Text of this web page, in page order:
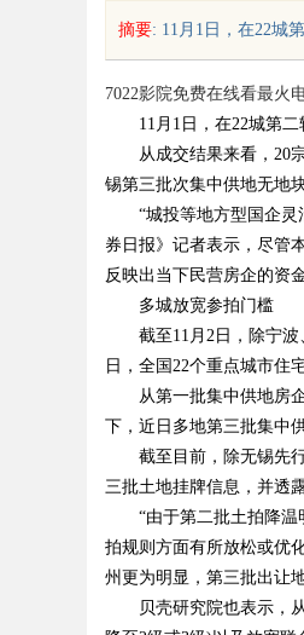
sc
!
摘要: 11月1日，在22城
7022影院免费在线看最火
11月1日，在22城第二
从成交结果来看，20宗
锡第三批次集中供地无地
“城投等地方型国企灵活
券日报》记者表示，尽管
反映出当下民营房企的资
多城放宽参拍门槛
截至11月2日，除宁波
日，全国22个重点城市住
从第一批集中供地房企
下，近日多地第三批集中
截至目前，除无锡先行
三批土地挂牌信息，并透
“由于第二批土拍降温明
拍规则方面有所放松或优
州更为明显，第三批出让
贝壳研究院也表示，从
眼镜 上海配眼镜